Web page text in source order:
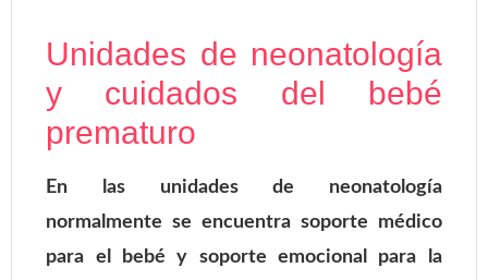
Unidades de neonatología
y cuidados del bebé
prematuro
En las unidades de neonatología
normalmente se encuentra soporte médico
para el bebé y soporte emocional para la